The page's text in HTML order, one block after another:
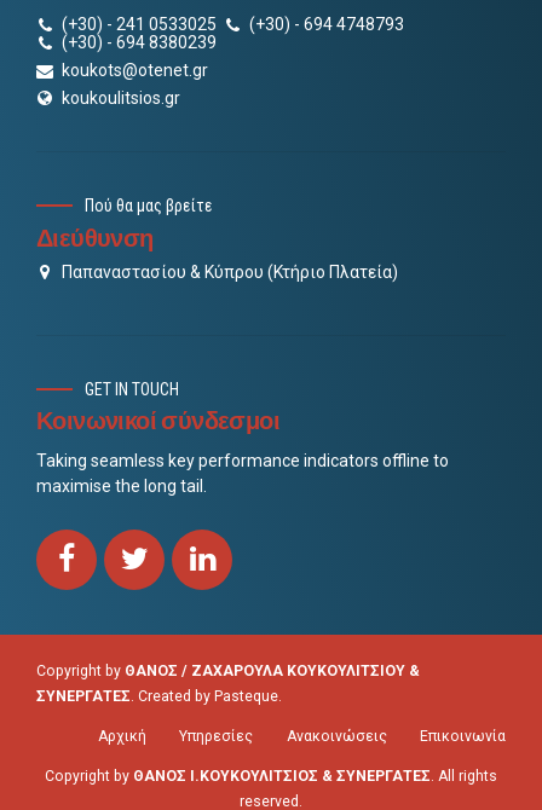
(+30) - 241 0533025
(+30) - 694 4748793
(+30) - 694 8380239
koukots@otenet.gr
koukoulitsios.gr
Πού θα μας βρείτε
Διεύθυνση
Παπαναστασίου & Κύπρου (Κτήριο Πλατεία)
GET IN TOUCH
Κοινωνικοί σύνδεσμοι
Taking seamless key performance indicators offline to
maximise the long tail.
Copyright by ΘΑΝΟΣ / ΖΑΧΑΡΟΥΛΑ ΚΟΥΚΟΥΛΙΤΣΙΟΥ &
ΣΥΝΕΡΓΑΤΕΣ . Created by Pasteque
Αρχική Υπηρεσίες Ανακοινώσεις Επικοινωνία
Copyright by ΘΑΝΟΣ Ι.ΚΟΥΚΟΥΛΙΤΣΙΟΣ & ΣΥΝΕΡΓΑΤΕΣ. All rights
reserved.